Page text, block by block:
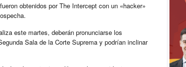
obtenidos por The Intercept con un «hacker»
este martes, deberán pronunciarse los
Sala de la Corte Suprema y podrían inclinar